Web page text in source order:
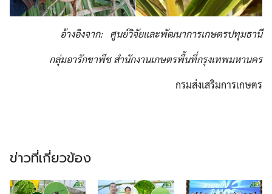
อ้างอิงจาก: ศูนย์วิจัยและพัฒนาการเกษตรปทุมธานี
กลุ่มอารักขาพืช สำนักงานเกษตรพื้นที่กรุงเทพมหานคร
กรมส่งเสริมการเกษตร
ข่าวที่เกี่ยวข้อง